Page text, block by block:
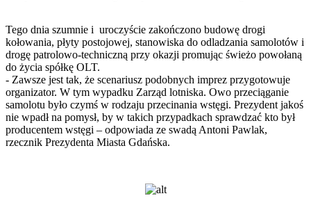
Tego dnia szumnie i uroczyście zakończono budowę drogi
kołowania, płyty postojowej, stanowiska do odladzania samolotów i
drogę patrolowo-techniczną przy okazji promując świeżo powołaną
do życia spółkę OLT.
- Zawsze jest tak, że scenariusz podobnych imprez przygotowuje
organizator. W tym wypadku Zarząd lotniska. Owo przeciąganie
samolotu było czymś w rodzaju przecinania wstęgi. Prezydent jakoś
nie wpadł na pomysł, by w takich przypadkach sprawdzać kto był
producentem wstęgi – odpowiada ze swadą Antoni Pawlak,
rzecznik Prezydenta Miasta Gdańska.